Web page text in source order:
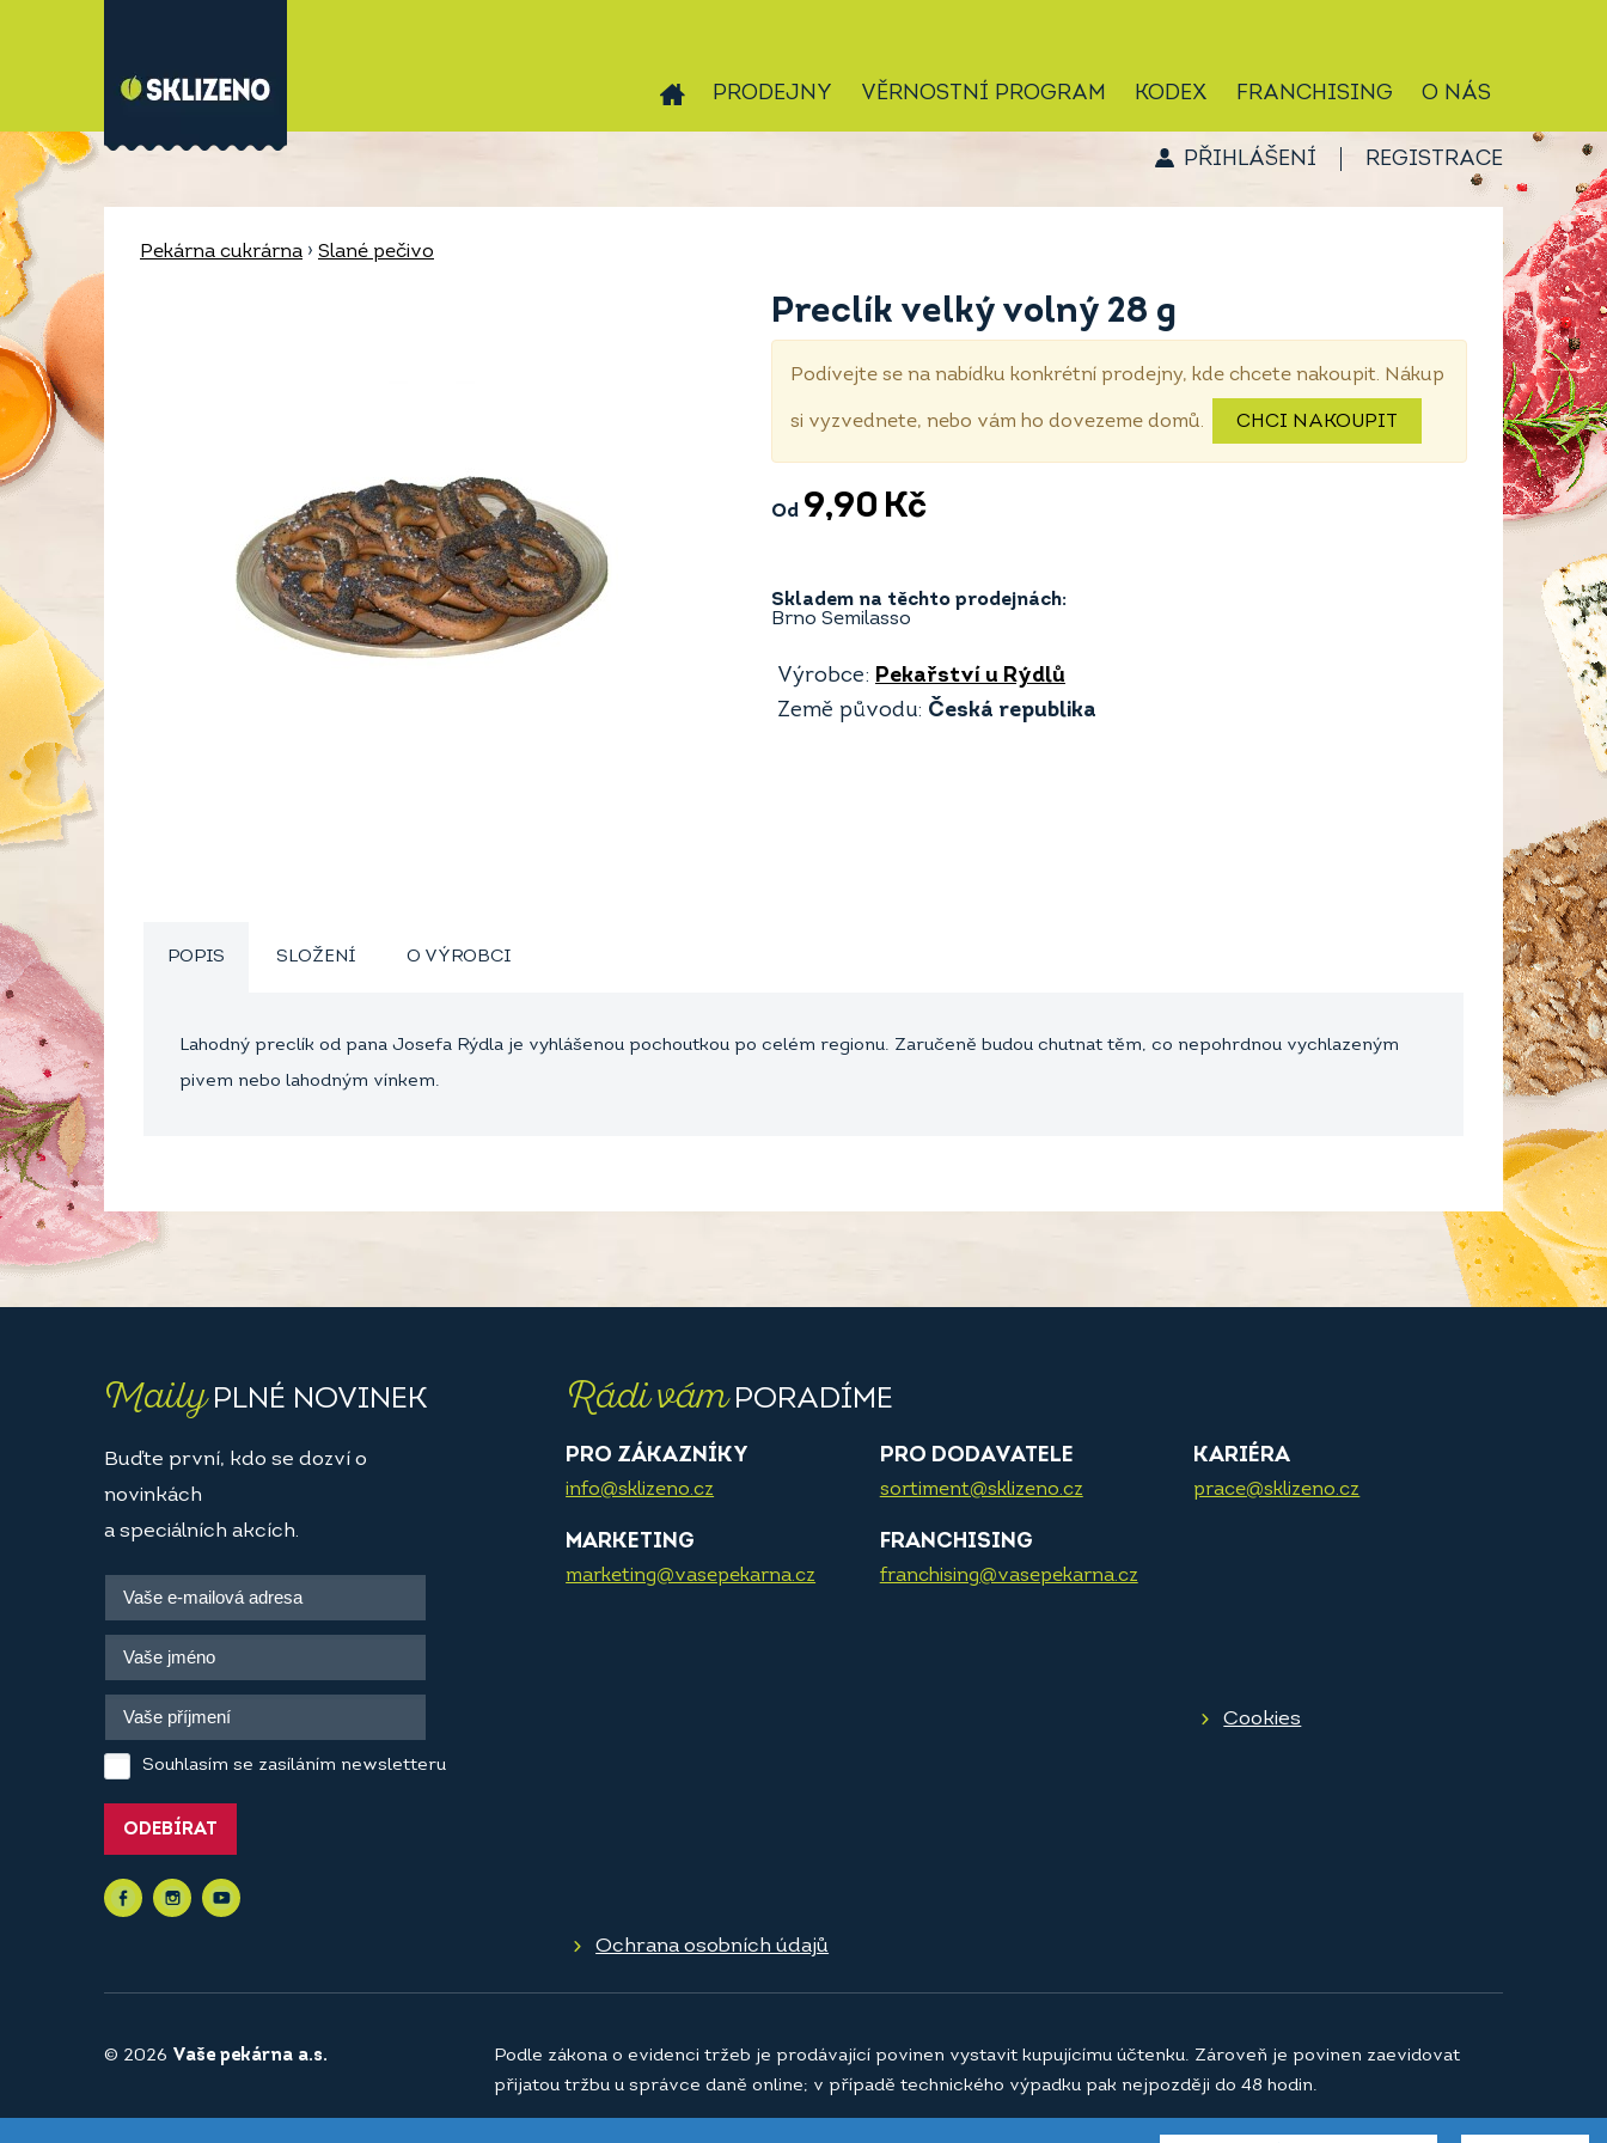
PRODEJNY VĚRNOSTNÍ PROGRAM KODEX FRANCHISING O NÁS
PŘIHLÁŠENÍ REGISTRACE
Pekárna cukrárna › Slané pečivo
Preclík velký volný 28 g
Podívejte se na nabídku konkrétní prodejny, kde chcete nakoupit. Nákup
si vyzvednete, nebo vám ho dovezeme domů. CHCI NAKOUPIT
Od 9,90 Kč
Skladem na těchto prodejnách:
Brno Semilasso
Výrobce: Pekařství u Rýdlů
Země původu: Česká republika
POPIS SLOŽENÍ O VÝROBCI
Lahodný preclík od pana Josefa Rýdla je vyhlášenou pochoutkou po celém regionu. Zaručeně budou chutnat těm, co nepohrdnou vychlazeným
pivem nebo lahodným vínkem.
MailyPLNÉ NOVINEK
Buďte první, kdo se dozví o
novinkách
a speciálních akcích.
Souhlasím se zasíláním newsletteru
ODEBÍRAT
Rádi vámPORADÍME
PRO ZÁKAZNÍKY
info@sklizeno.cz
PRO DODAVATELE
sortiment@sklizeno.cz
KARIÉRA
prace@sklizeno.cz
MARKETING
marketing@vasepekarna.cz
FRANCHISING
franchising@vasepekarna.cz
Cookies
Ochrana osobních údajů
© 2026 Vaše pekárna a.s.
Podle zákona o evidenci tržeb je prodávající povinen vystavit kupujícímu účtenku. Zároveň je povinen zaevidovat
přijatou tržbu u správce daně online; v případě technického výpadku pak nejpozději do 48 hodin.